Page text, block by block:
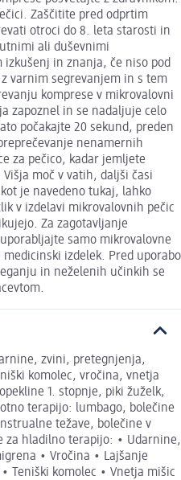
Zaščitite pred odprtim
otroci do 8. leta starosti in
ali duševnimi
izkušenj in znanja, če niso pod
varnim segrevanjem in s tem
komprese v mikrovalovni
zapoznel in se nadaljuje celo
počakajte 20 sekund, preden
nenamernih
za pečico, kadar jemljete
moč v vatih, daljši časi
je navedeno tukaj, lahko
v izdelavi mikrovalovnih pečic
Za zagotavljanje
samo mikrovalovne
izdelek. Pred uporabo
in neželenih učinkih se
zvini, pretegnjenja,
komolec, vročina, vnetja
1. stopnje, piki žuželk,
terapijo: lumbago, bolečine
težave, bolečine v
za hladilno terapijo: • Udarnine,
• Vročina • Lajšanje
Teniški komolec • Vnetja mišic